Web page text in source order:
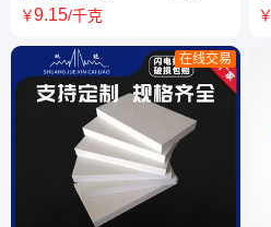
酸碱聚丙烯pp板生产厂家PP塑
￥9.15/千克
在线交易
￥